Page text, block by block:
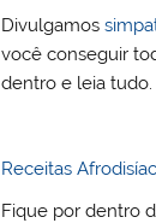
Divulgamos
você conseguir
dentro e leia tudo.
Receitas
Fique por dentro